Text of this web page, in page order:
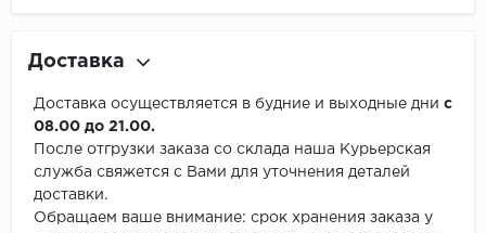
Доставка
Доставка осуществляется в будние и выходные дни с
08.00 до 21.00.
После отгрузки заказа со склада наша Курьерская
служба свяжется с Вами для уточнения деталей
доставки.
Обращаем ваше внимание: срок хранения заказа у